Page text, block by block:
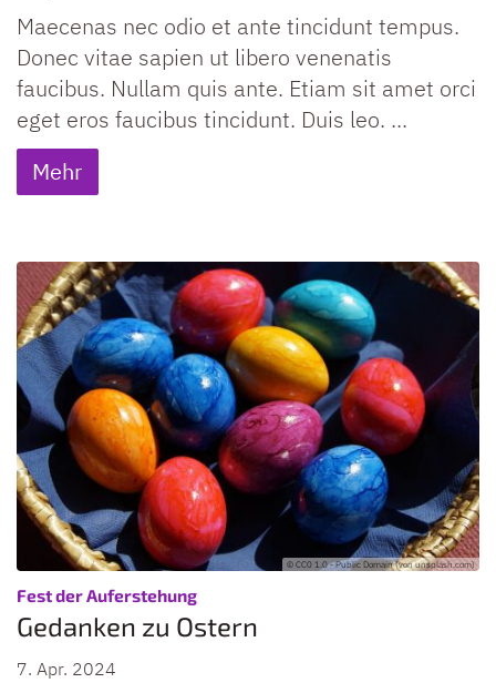
Maecenas nec odio et ante tincidunt tempus.
Donec vitae sapien ut libero venenatis
faucibus. Nullam quis ante. Etiam sit amet orci
eget eros faucibus tincidunt. Duis leo. ...
Mehr
© CC0 1.0 - Public Domain (von unsplash.com)
Fest der Auferstehung:
Gedanken zu Ostern
7. Apr. 2024